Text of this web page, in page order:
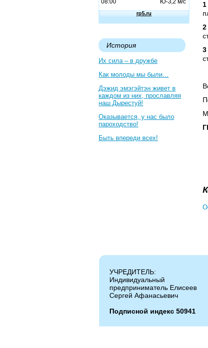
История
Их сила – в дружбе
Как молоды мы были…
Дэжид эмэгэйтэн живет в
каждом из них, прославляя
наш Дырестуй!
Оказывается, у нас было
пароходство!
Быть впереди всех!
2
3
УЧРЕДИТЕЛЬ:
Индивидуальный
предприниматель Елисеев
Сергей Афанасьевич
Подписной индекс 50941
Копирование и цитирование